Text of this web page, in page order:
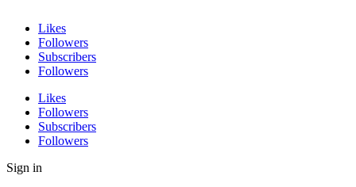
Likes
Followers
Subscribers
Followers
Likes
Followers
Subscribers
Followers
Sign in